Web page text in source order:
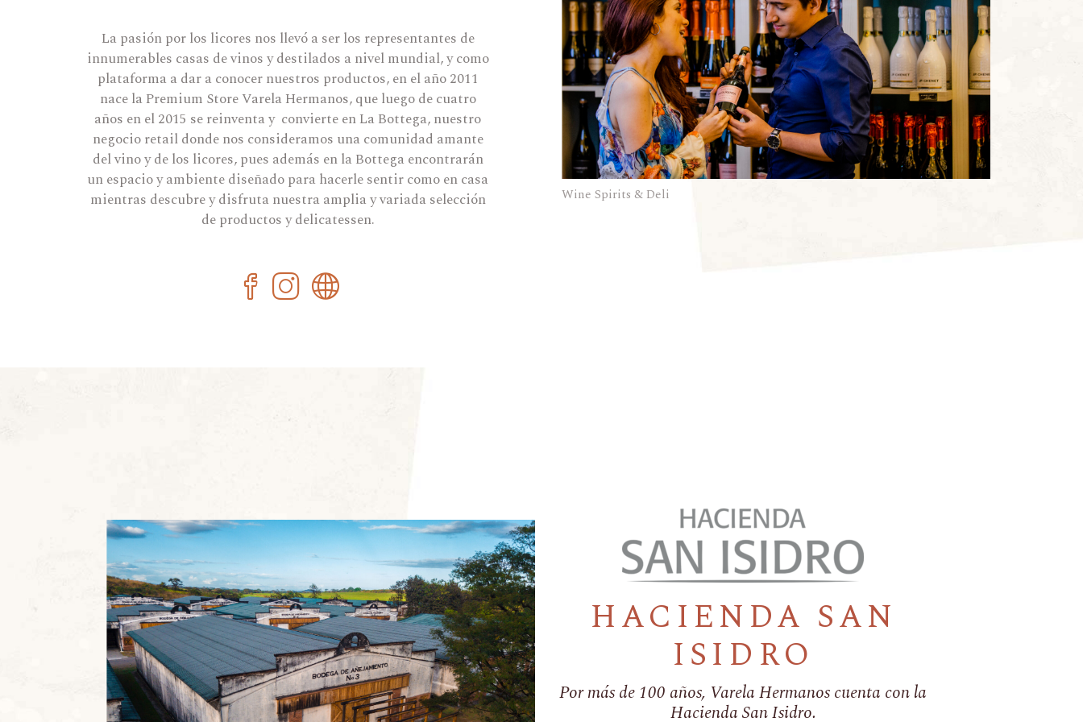
La pasión por los licores nos llevó a ser los representantes de
innumerables casas de vinos y destilados a nivel mundial, y como
plataforma a dar a conocer nuestros productos, en el año 2011
nace la Premium Store Varela Hermanos, que luego de cuatro
años en el 2015 se reinventa y convierte en La Bottega, nuestro
negocio retail donde nos consideramos una comunidad amante
del vino y de los licores, pues además en la Bottega encontrarán
un espacio y ambiente diseñado para hacerle sentir como en casa
mientras descubre y disfruta nuestra amplia y variada selección
de productos y delicatessen.
Wine Spirits & Deli
HACIENDA SAN
ISIDRO
Por más de 100 años, Varela Hermanos cuenta con la
Hacienda San Isidro.